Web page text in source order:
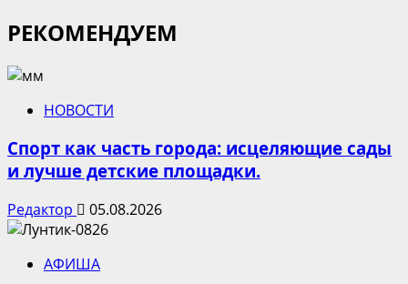
РЕКОМЕНДУЕМ
НОВОСТИ
Спорт как часть города: исцеляющие сады
и лучше детские площадки.
Редактор 05.08.2026
АФИША